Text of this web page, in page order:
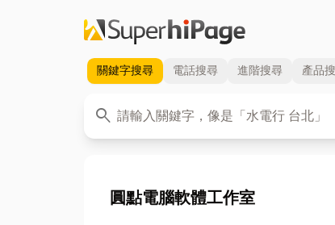
關鍵字搜尋 電話搜尋 進階搜尋 產品
search
關鍵字
圓點電腦軟體工作室